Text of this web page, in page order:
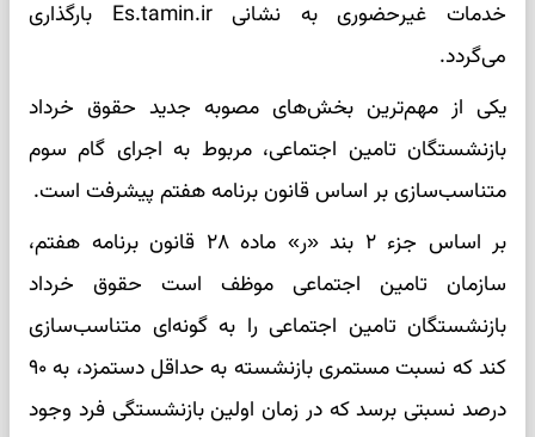
خدمات غیرحضوری به نشانی Es.tamin.ir بارگذاری
می‌گردد.
یکی از مهم‌ترین بخش‌های مصوبه جدید حقوق خرداد
بازنشستگان تامین اجتماعی، مربوط به اجرای گام سوم
متناسب‌سازی بر اساس قانون برنامه هفتم پیشرفت است.
بر اساس جزء ۲ بند «ر» ماده ۲۸ قانون برنامه هفتم،
سازمان تامین اجتماعی موظف است حقوق خرداد
بازنشستگان تامین اجتماعی را به گونه‌ای متناسب‌سازی
کند که نسبت مستمری بازنشسته به حداقل دستمزد، به ۹۰
درصد نسبتی برسد که در زمان اولین بازنشستگی فرد وجود